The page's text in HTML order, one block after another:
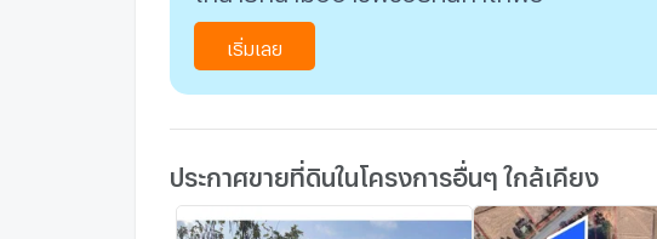
เริ่มเลย
ประกาศขายที่ดินในโครงการอื่นๆ ใกล้เคียง